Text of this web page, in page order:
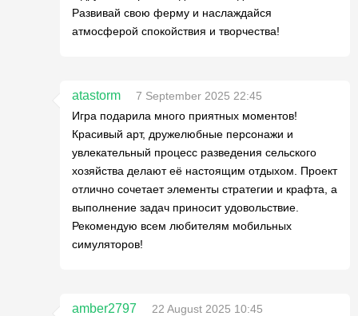
Развивай свою ферму и наслаждайся
атмосферой спокойствия и творчества!
atastorm
7 September 2025 22:45
Игра подарила много приятных моментов!
Красивый арт, дружелюбные персонажи и
увлекательный процесс разведения сельского
хозяйства делают её настоящим отдыхом. Проект
отлично сочетает элементы стратегии и крафта, а
выполнение задач приносит удовольствие.
Рекомендую всем любителям мобильных
симуляторов!
amber2797
22 August 2025 10:45